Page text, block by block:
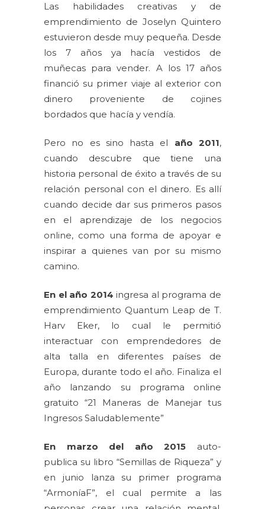
Las habilidades creativas y de
emprendimiento de Joselyn Quintero
estuvieron desde muy pequeña. Desde
los 7 años ya hacía vestidos de
muñecas para vender. A los 17 años
financió su primer viaje al exterior con
dinero proveniente de cojines
bordados que hacía y vendía.
Pero no es sino hasta el año 2011,
cuando descubre que tiene una
historia personal de éxito a través de su
relación personal con el dinero. Es allí
cuando decide dar sus primeros pasos
en el aprendizaje de los negocios
online, como una forma de apoyar e
inspirar a quienes van por su mismo
camino.
En el año 2014 ingresa al programa de
emprendimiento Quantum Leap de T.
Harv Eker, lo cual le permitió
interactuar con emprendedores de
alta talla en diferentes países de
Europa, durante todo el año. Finaliza el
año lanzando su programa online
gratuito “21 Maneras de Manejar tus
Ingresos Saludablemente”
En marzo del año 2015 auto-
publica su libro “Semillas de Riqueza” y
en junio lanza su primer programa
“ArmoníaF”, el cual permite a las